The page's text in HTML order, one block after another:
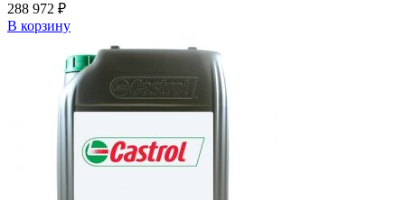
288 972 ₽
В корзину